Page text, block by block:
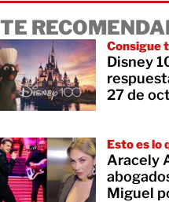
TE
Consigue
Disney
27 de
Esto es lo
Aracely
Miguel